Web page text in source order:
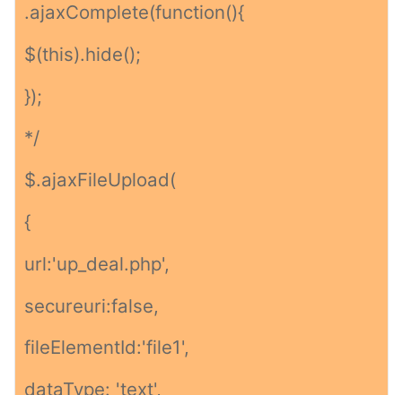
.ajaxComplete(function(){
$(this).hide();
});
*/
$.ajaxFileUpload(
{
url:'up_deal.php',
secureuri:false,
fileElementId:'file1',
dataType: 'text',